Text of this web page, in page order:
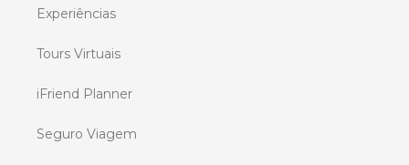
Experiências
Tours Virtuais
iFriend Planner
Seguro Viagem